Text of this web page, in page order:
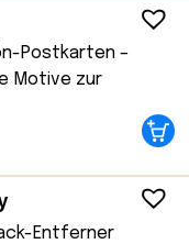
Postkarten –
Motive zur
Entferner